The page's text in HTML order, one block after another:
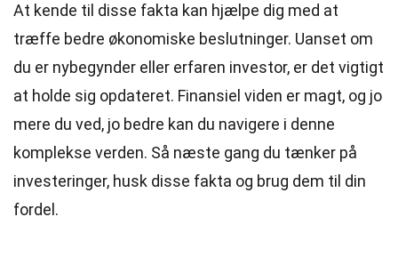
At kende til disse fakta kan hjælpe dig med at
træffe bedre økonomiske beslutninger. Uanset om
du er nybegynder eller erfaren investor, er det vigtigt
at holde sig opdateret. Finansiel viden er magt, og jo
mere du ved, jo bedre kan du navigere i denne
komplekse verden. Så næste gang du tænker på
investeringer, husk disse fakta og brug dem til din
fordel.